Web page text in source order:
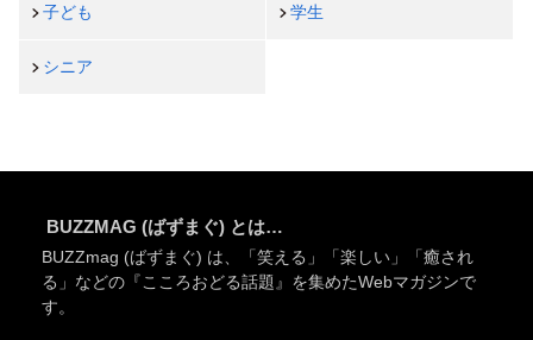
子ども 学生
シニア
BUZZMAG (ばずまぐ) とは…
BUZZmag (ばずまぐ) は、「笑える」「楽しい」「癒され
る」などの『こころおどる話題』を集めたWebマガジンで
す。